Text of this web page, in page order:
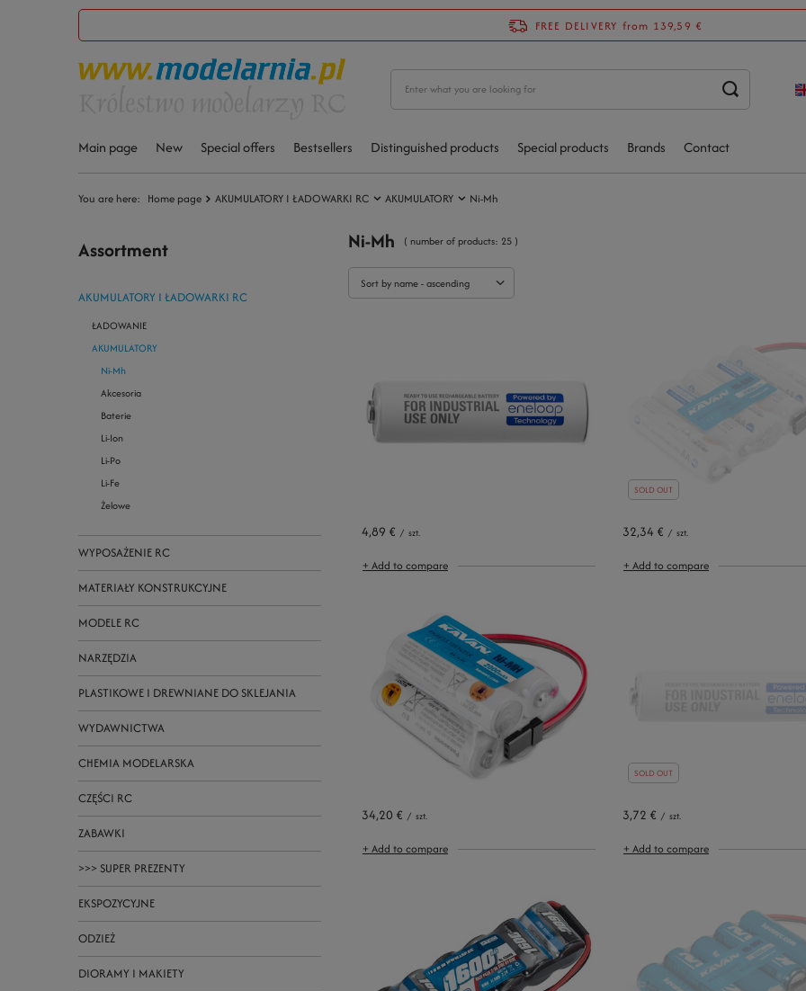
FREE DELIVERY from 139,59 €
Main page New Special offers Bestsellers Distinguished products Special products Brands Contact
You are here: Home page AKUMULATORY I ŁADOWARKI RC AKUMULATORY Ni-Mh
Assortment
AKUMULATORY I ŁADOWARKI RC
ŁADOWANIE
AKUMULATORY
Ni-Mh
Akcesoria
Baterie
Li-Ion
Li-Po
Li-Fe
Żelowe
WYPOSAŻENIE RC
MATERIAŁY KONSTRUKCYJNE
MODELE RC
NARZĘDZIA
PLASTIKOWE I DREWNIANE DO SKLEJANIA
WYDAWNICTWA
CHEMIA MODELARSKA
CZĘŚCI RC
ZABAWKI
>>> SUPER PREZENTY
EKSPOZYCYJNE
ODZIEŻ
DIORAMY I MAKIETY
Ni-Mh ( number of products: 25 )
Sort by name - ascending
4,89 € / szt.
+ Add to compare
SOLD OUT
32,34 € / szt.
+ Add to compare
34,20 € / szt.
+ Add to compare
SOLD OUT
3,72 € / szt.
+ Add to compare